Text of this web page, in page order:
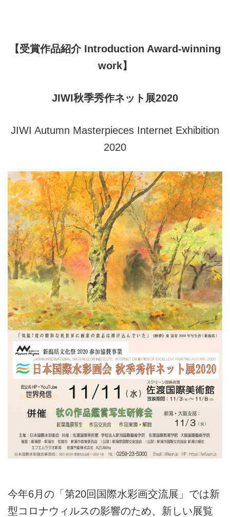
【受賞作品紹介 Introduction Award-winning
work】
JIWI秋季秀作ネット展2020
JIWI Autumn Masterpieces Internet Exhibition
2020
今年6月の「第20回国際水彩画交流展」では新
型コロナウィルスの影響のため、新しい展覧